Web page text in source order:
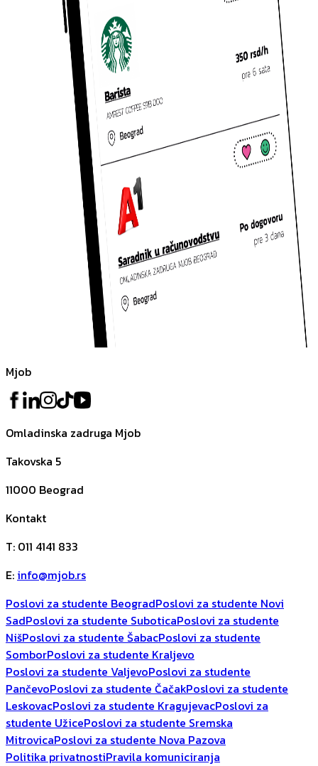
Mjob
Omladinska zadruga Mjob
Takovska 5
11000 Beograd
Kontakt
T: 011 4141 833
E: info@mjob.rs
Poslovi za studente BeogradPoslovi za studente Novi
SadPoslovi za studente SuboticaPoslovi za studente
NišPoslovi za studente ŠabacPoslovi za studente
SomborPoslovi za studente Kraljevo
Poslovi za studente ValjevoPoslovi za studente
PančevoPoslovi za studente ČačakPoslovi za studente
LeskovacPoslovi za studente KragujevacPoslovi za
studente UžicePoslovi za studente Sremska
MitrovicaPoslovi za studente Nova Pazova
Politika privatnostiPravila komuniciranja